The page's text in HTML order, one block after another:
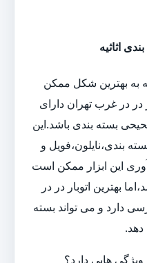
اثاثیه
به بهترین شکل ممکن
در در غرب تهران دارای
بسته بندی باشد.این
بندی،نایلون،فویل و
این ابزار ممکن است
بهترین اتوبار در در
دارد و می تواند بسته
ویژگی هایی دارد؟